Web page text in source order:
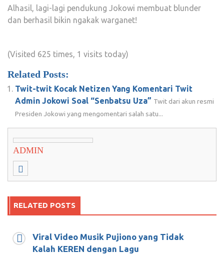
Alhasil, lagi-lagi pendukung Jokowi membuat blunder
dan berhasil bikin ngakak warganet!
(Visited 625 times, 1 visits today)
Related Posts:
Twit-twit Kocak Netizen Yang Komentari Twit
Admin Jokowi Soal “Senbatsu Uza” Twit dari akun resmi
Presiden Jokowi yang mengomentari salah satu...
ADMIN
RELATED POSTS
BAHAN BAKU UTAMA HELM
Viral Video Musik Pujiono yang Tidak
Kalah KEREN dengan Lagu